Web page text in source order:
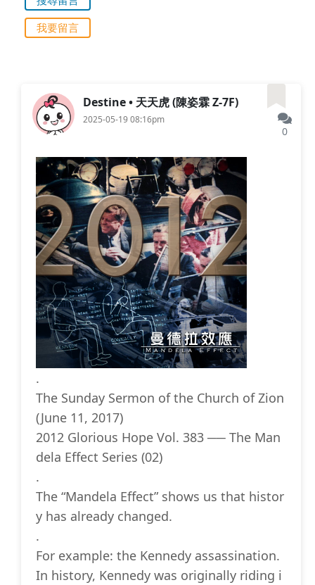
我要留言
Destine • 天天虎 (陳姿霖 Z-7F)
2025-05-19 08:16pm
0
.
The Sunday Sermon of the Church of Zion
(June 11, 2017)
2012 Glorious Hope Vol. 383 ── The Man
dela Effect Series (02)
.
The “Mandela Effect” shows us that histor
y has already changed.
.
For example: the Kennedy assassination.
In history, Kennedy was originally riding i